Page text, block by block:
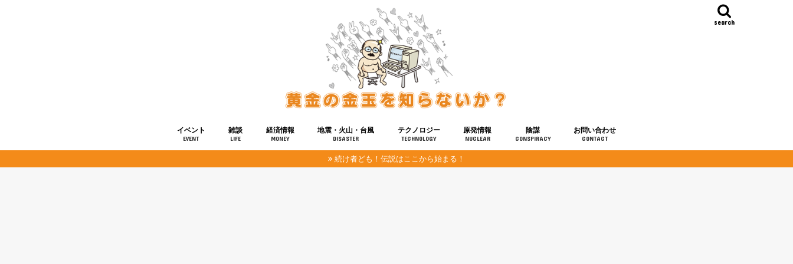
search
イベント
EVENT
雑談
LIFE
経済情報
MONEY
地震・火山・台風
DISASTER
テクノロジー
TECHNOLOGY
健康
宇宙
原発情報
NUCLEAR
陰謀
CONSPIRACY
お問い合わせ
CONTACT
続け者ども！伝説はここから始まる！